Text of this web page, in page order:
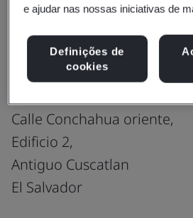
Compartilhar:
Fusion CX Limited
Calle Conchahua oriente,
Edificio 2,
Antiguo Cuscatlan
El Salvador
e ajudar nas nossas iniciativas de
Definições de
cookies